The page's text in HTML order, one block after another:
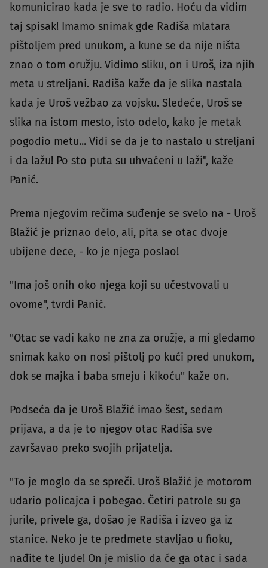
komunicirao kada je sve to radio. Hoću da vidim
taj spisak! Imamo snimak gde Radiša mlatara
pištoljem pred unukom, a kune se da nije ništa
znao o tom oružju. Vidimo sliku, on i Uroš, iza njih
meta u streljani. Radiša kaže da je slika nastala
kada je Uroš vežbao za vojsku. Sledeće, Uroš se
slika na istom mesto, isto odelo, kako je metak
pogodio metu... Vidi se da je to nastalo u streljani
i da lažu! Po sto puta su uhvaćeni u laži", kaže
Panić.
Prema njegovim rečima suđenje se svelo na - Uroš
Blažić je priznao delo, ali, pita se otac dvoje
ubijene dece, - ko je njega poslao!
"Ima još onih oko njega koji su učestvovali u
ovome", tvrdi Panić.
"Otac se vadi kako ne zna za oružje, a mi gledamo
snimak kako on nosi pištolj po kući pred unukom,
dok se majka i baba smeju i kikoću" kaže on.
Podseća da je Uroš Blažić imao šest, sedam
prijava, a da je to njegov otac Radiša sve
završavao preko svojih prijatelja.
"To je moglo da se spreči. Uroš Blažić je motorom
udario policajca i pobegao. Četiri patrole su ga
jurile, privele ga, došao je Radiša i izveo ga iz
stanice. Neko je te predmete stavljao u fioku,
nađite te ljude! On je mislio da će ga otac i sada